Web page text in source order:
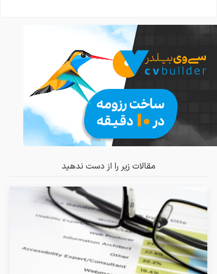
مقالات زیر را از دست ندهید